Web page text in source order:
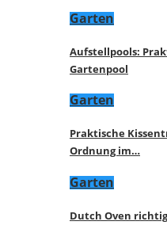
Garten
Aufstellpools:
Gartenpool
Garten
Praktische
Ordnung im…
Garten
Dutch Oven